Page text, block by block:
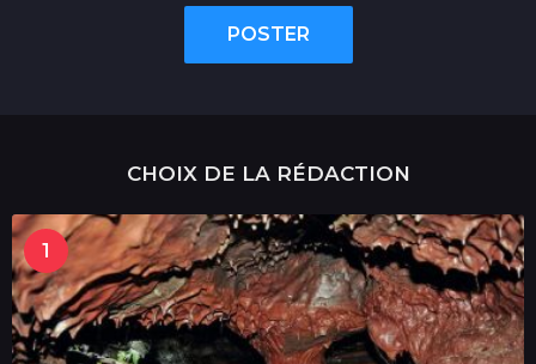
POSTER
CHOIX DE LA RÉDACTION
1